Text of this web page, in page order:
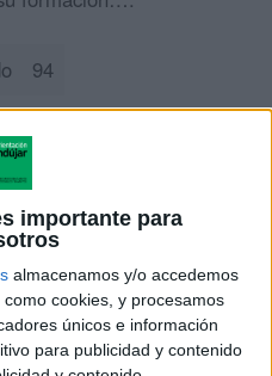
importante para
almacenamos y/o accedemos
cookies, y procesamos
únicos e información
para publicidad y contenido
94
92
90